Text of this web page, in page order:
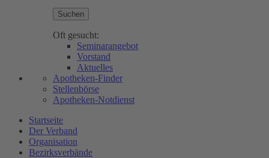
Suchen
Oft gesucht:
Seminarangebot
Vorstand
Aktuelles
Apotheken-Finder
Stellenbörse
Apotheken-Notdienst
Startseite
Der Verband
Organisation
Bezirksverbände